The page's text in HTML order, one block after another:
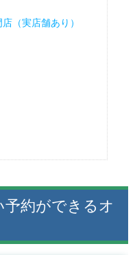
（実店舗あり）
約ができるオ